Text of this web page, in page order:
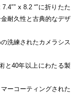
x 8.2 “”に折りたた
耐久性と古典的なデザ
洗練されたカメラシス
と40年以上にわたる製
ーコーティングされた